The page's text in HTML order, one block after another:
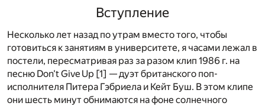
Вступление
Несколько лет назад по утрам вместо того, чтобы
готовиться к занятиям в университете, я часами лежал в
постели, пересматривая раз за разом клип 1986 г. на
песню Don't Give Up [1] — дуэт британского поп-
исполнителя Питера Гэбриела и Кейт Буш. В этом клипе
они шесть минут обнимаются на фоне солнечного